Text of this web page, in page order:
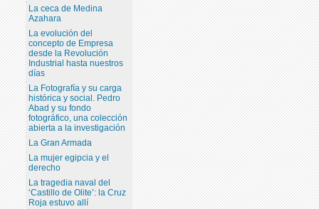
La ceca de Medina
Azahara
La evolución del
concepto de Empresa
desde la Revolución
Industrial hasta nuestros
días
La Fotografía y su carga
histórica y social. Pedro
Abad y su fondo
fotográfico, una colección
abierta a la investigación
La Gran Armada
La mujer egipcia y el
derecho
La tragedia naval del
‘Castillo de Olite’: la Cruz
Roja estuvo allí